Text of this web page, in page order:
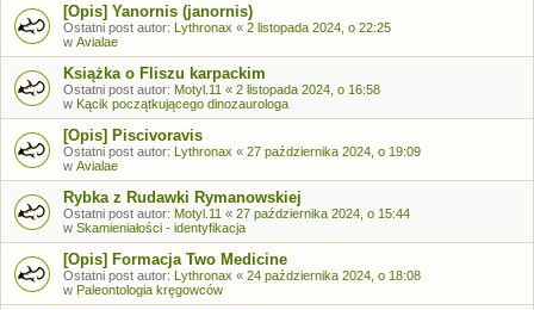
[Opis] Yanornis (janornis)
Ostatni post autor: Lythronax « 2 listopada 2024, o 22:25
w Avialae
Książka o Fliszu karpackim
Ostatni post autor: Motyl.11 « 2 listopada 2024, o 16:58
w Kącik początkującego dinozaurologa
[Opis] Piscivoravis
Ostatni post autor: Lythronax « 27 października 2024, o 19:09
w Avialae
Rybka z Rudawki Rymanowskiej
Ostatni post autor: Motyl.11 « 27 października 2024, o 15:44
w Skamieniałości - identyfikacja
[Opis] Formacja Two Medicine
Ostatni post autor: Lythronax « 24 października 2024, o 18:08
w Paleontologia kręgowców